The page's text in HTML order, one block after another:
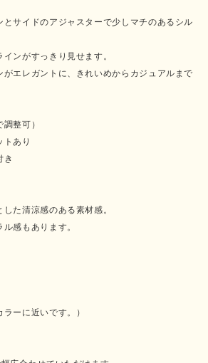
サイドのアジャスターで少しマチのあるシル
ンがすっきり見せます。
がエレガントに、きれいめからカジュアルまで
整可）
トあり
き
た清涼感のある素材感。
感もあります。
ーに近いです。）